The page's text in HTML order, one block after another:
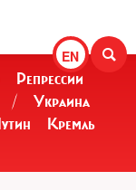
EN
Репрессии
/
Украина
Кремль